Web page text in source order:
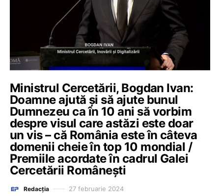
Ministrul Cercetării, Bogdan Ivan:
Doamne ajută și să ajute bunul
Dumnezeu ca în 10 ani să vorbim
despre visul care astăzi este doar
un vis – că România este în câteva
domenii cheie în top 10 mondial /
Premiile acordate în cadrul Galei
Cercetării Românești
Redacția 27 februarie 2024